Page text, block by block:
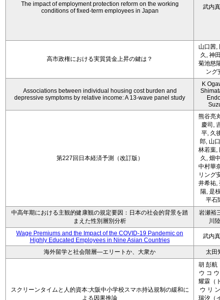
The impact of employment protection reform on the working
conditions of fixed-term employees in Japan
武内
高市政権における実質賃金上昇の鍵は？
山口茜,
久, 神
菊池慈
ング
Associations between individual housing cost burden and
depressive symptoms by relative income: A 13-wave panel study
K
第227回日本経済予測（改訂版）
熊谷亮
慶司,
平, 久
郎, 山
林若葉,
久, 畑
中村華
リング
井希祐,
陽, 是
平石
中高年期における主観的健康観の規定要因：日本の社会的背景を踏
まえた性別層別分析
岩瀬裕
川
Wage Premiums and the Impact of the COVID‑19 Pandemic on
Highly Educated Employees in Nine Asian Countries
武内
海外留学と社会階層―エリートか、大衆か 太田
スクリーンタイムと人的資本:大阪中小学校スマホ持込規制の緩和に
よる因果推論
胡 彭航
ウ コ
耀霖（
ウ リ
瑞汐（